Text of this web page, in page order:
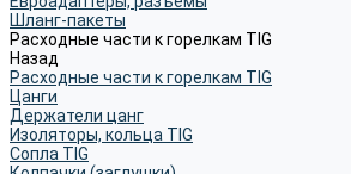
Шланг-пакеты
Расходные части к горелкам TIG
Назад
Расходные части к горелкам TIG
Цанги
Держатели цанг
Изоляторы, кольца TIG
Сопла TIG